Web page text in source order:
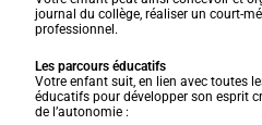
journal du collège, réaliser un court-
professionnel.
Les parcours éducatifs
Votre enfant suit, en lien avec toutes
éducatifs pour développer son esprit
de l’autonomie :